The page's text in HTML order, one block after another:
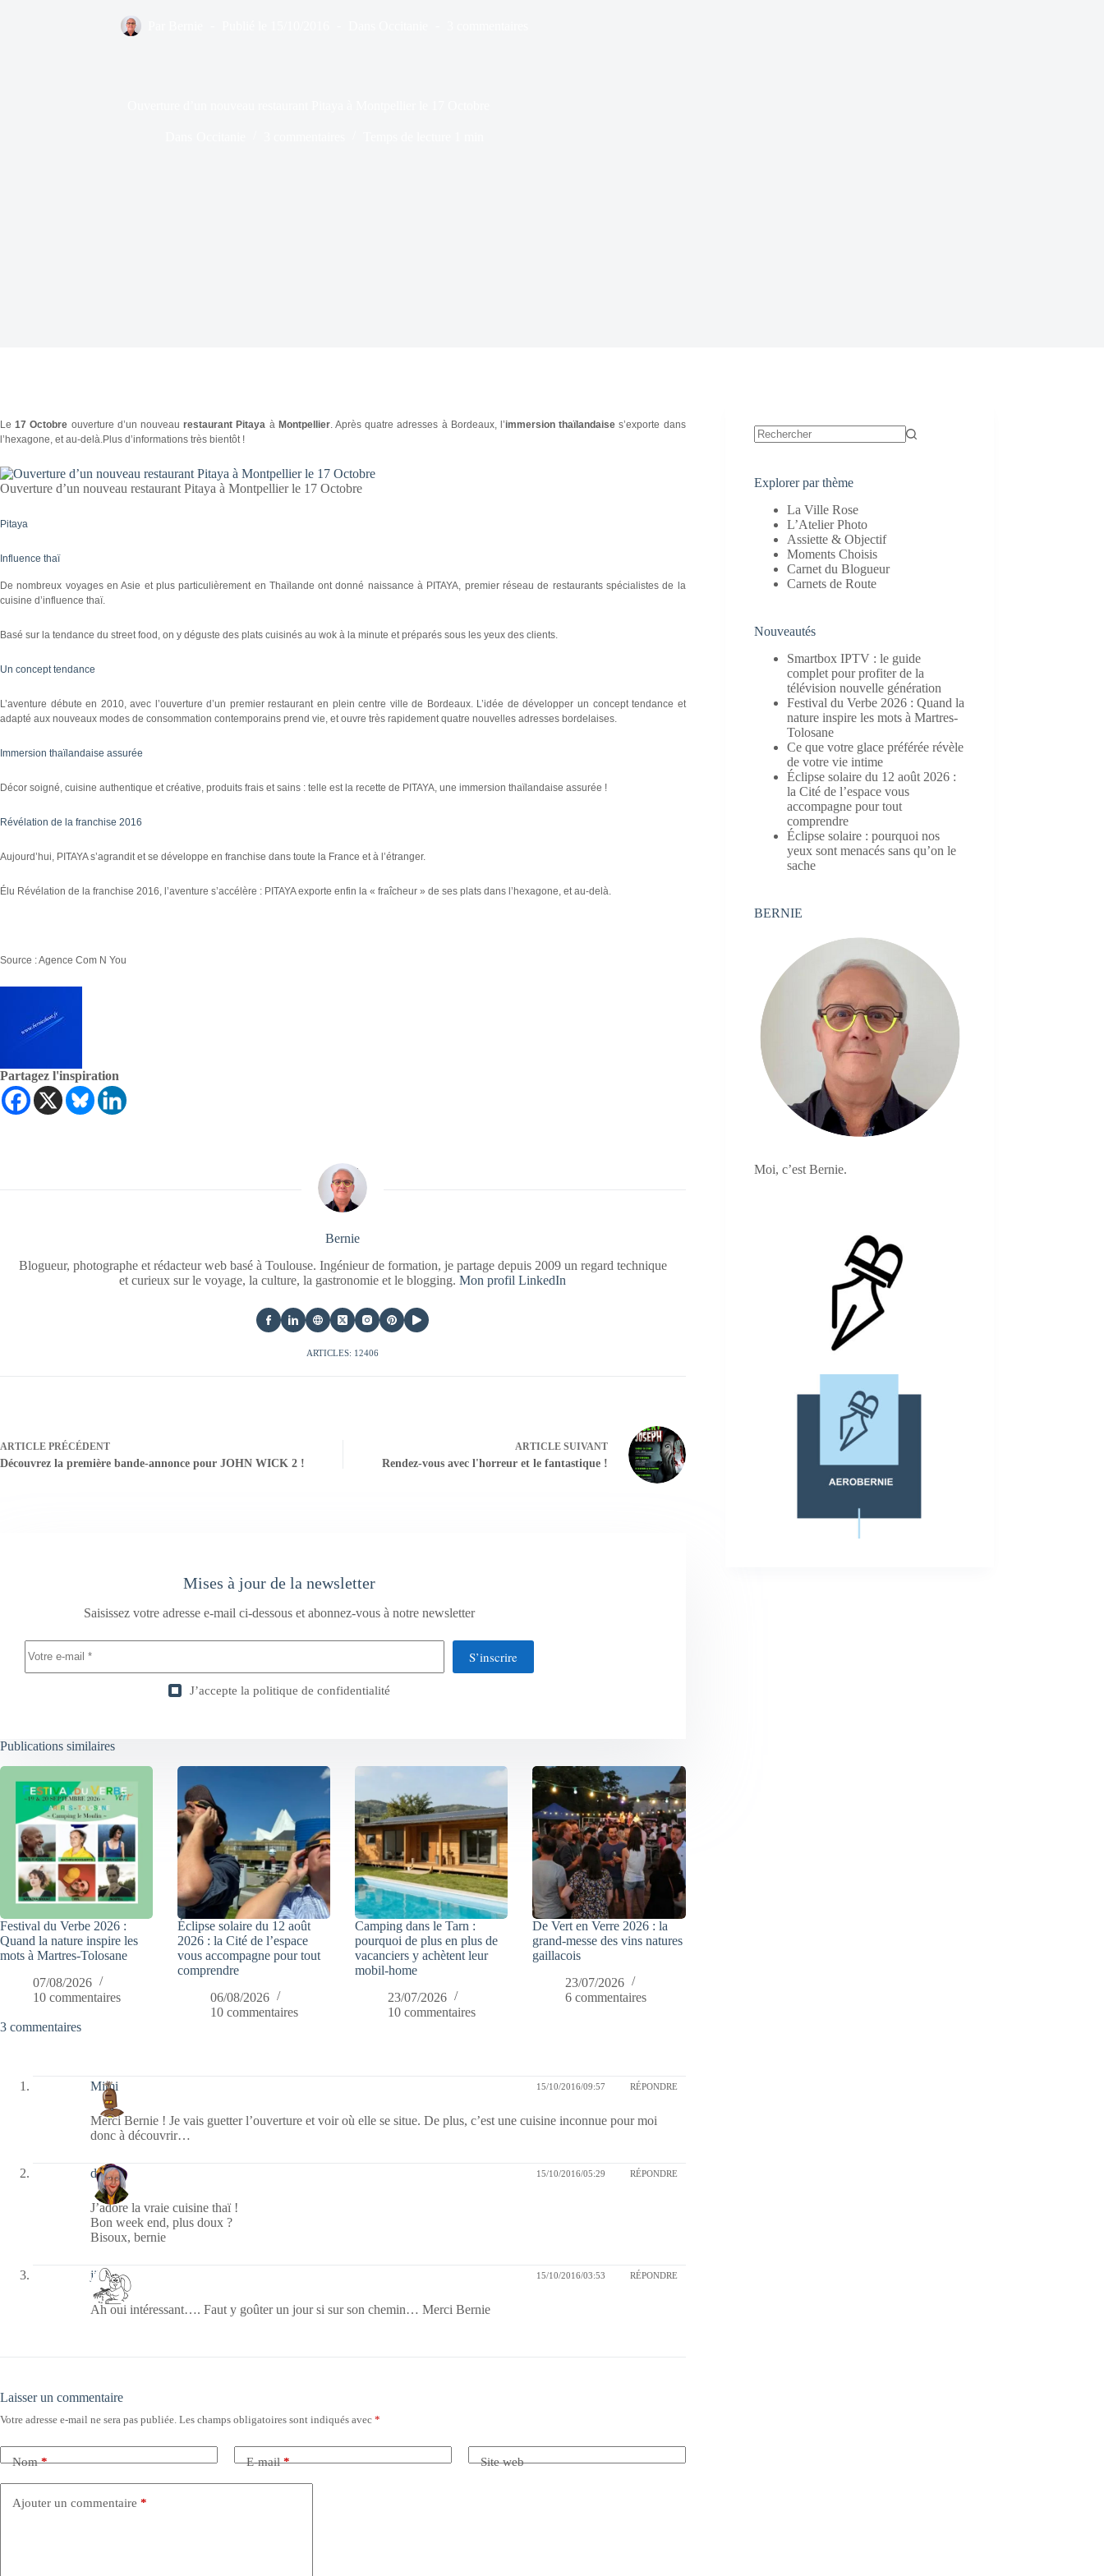
Le17 Octobre ouverture d’un nouveaurestaurant Pitaya à Montpellier. Après quatre adresses à Bordeaux, l’immersion thaïlandaise s’exporte dans
l’hexagone, et au-delà.Plus d’informations très bientôt !
Ouverture d’un nouveau restaurant Pitaya à Montpellier le 17 Octobre
Pitaya
Influence thaï
De nombreux voyages en Asie et plus particulièrement en Thaïlande ont donné naissance à PITAYA, premier réseau de restaurants spécialistes de la
cuisine d’influence thaï.
Basé sur la tendance du street food, on y déguste des plats cuisinés au wok à la minute et préparés sous les yeux des clients.
Un concept tendance
L’aventure débute en 2010, avec l’ouverture d’un premier restaurant en plein centre ville de Bordeaux. L’idée de développer un concept tendance et
adapté aux nouveaux modes de consommation contemporains prend vie, et ouvre très rapidement quatre nouvelles adresses bordelaises.
Immersion thaïlandaise assurée
Décor soigné, cuisine authentique et créative, produits frais et sains : telle est la recette de PITAYA, une immersion thaïlandaise assurée !
Révélation de la franchise 2016
Aujourd’hui, PITAYA s’agrandit et se développe en franchise dans toute la France et à l’étranger.
Élu Révélation de la franchise 2016, l’aventure s’accélère : PITAYA exporte enfin la « fraîcheur » de ses plats dans l’hexagone, et au-delà.
Source : Agence Com N You
Partagez l'inspiration
Bernie
Blogueur, photographe et rédacteur web basé à Toulouse. Ingénieur de formation, je partage depuis 2009 un regard technique
et curieux sur le voyage, la culture, la gastronomie et le blogging.Mon profil LinkedIn
ARTICLES: 12406
ARTICLE PRÉCÉDENT
Découvrez la première bande-annonce pour JOHN WICK 2 !
ARTICLESUIVANT
Rendez-vous avec l'horreur et le fantastique !
Mises à jour de la newsletter
Saisissez votre adresse e-mail ci-dessous et abonnez-vous à notre newsletter
S’inscrire
J’accepte la politique de confidentialité
Publications similaires
Festival du Verbe 2026 :
Quand la nature inspire les
mots à Martres-Tolosane
07/08/2026
10 commentaires
Éclipse solaire du 12 août
2026 : la Cité de l’espace
vous accompagne pour tout
comprendre
06/08/2026
10 commentaires
Camping dans le Tarn :
pourquoi de plus en plus de
vacanciers y achètent leur
mobil-home
23/07/2026
10 commentaires
De Vert en Verre 2026 : la
grand-messe des vins natures
gaillacois
23/07/2026
6 commentaires
3 commentaires
Mimi 15/10/2016/09:57 RÉPONDRE
Merci Bernie ! Je vais guetter l’ouverture et voir où elle se situe. De plus, c’est une cuisine inconnue pour moi
donc à découvrir…
dom 15/10/2016/05:29 RÉPONDRE
J’adore la vraie cuisine thaï !
Bon week end, plus doux ?
Bisoux, bernie
jill bill 15/10/2016/03:53 RÉPONDRE
Ah oui intéressant…. Faut y goûter un jour si sur son chemin… Merci Bernie
Laisser un commentaire
Votre adresse e-mail ne sera pas publiée. Les champs obligatoires sont indiqués avec *
Nom* E-mail* Site web
Ajouter un commentaire *
Explorer par thème
La Ville Rose
L’Atelier Photo
Assiette & Objectif
Moments Choisis
Carnet du Blogueur
Carnets de Route
Nouveautés
Smartbox IPTV : le guide
complet pour profiter de la
télévision nouvelle génération
Festival du Verbe 2026 : Quand la
nature inspire les mots à Martres-
Tolosane
Ce que votre glace préférée révèle
de votre vie intime
Éclipse solaire du 12 août 2026 :
la Cité de l’espace vous
accompagne pour tout
comprendre
Éclipse solaire : pourquoi nos
yeux sont menacés sans qu’on le
sache
BERNIE
Moi, c’est Bernie.